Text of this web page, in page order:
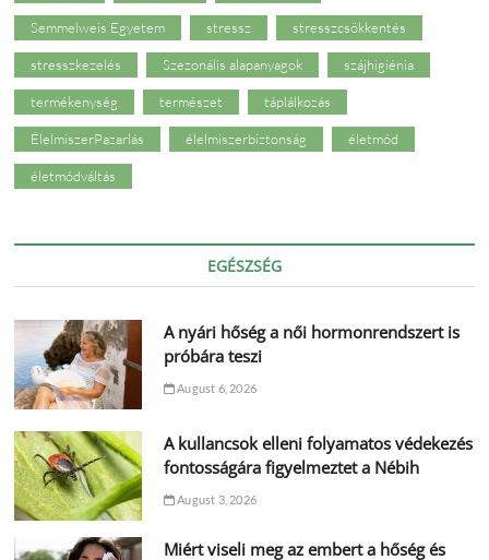
Semmelweis Egyetem stressz stresszcsökkentés
stresszkezelés Szezonális alapanyagok szájhigiénia
termékenység természet táplálkozás
ÉlelmiszerPazarlás élelmiszerbiztonság életmód
életmódváltás
EGÉSZSÉG
A nyári hőség a női hormonrendszert is
próbára teszi
August 6, 2026
A kullancsok elleni folyamatos védekezés
fontosságára figyelmeztet a Nébih
August 3, 2026
Miért viseli meg az embert a hőség és